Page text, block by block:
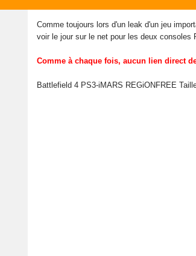
Comme toujours lors d'un leak d'un jeu
voir le jour sur le net pour les deux
Comme à chaque fois, aucun lien direct
Battlefield 4 PS3-iMARS REGiONFREE